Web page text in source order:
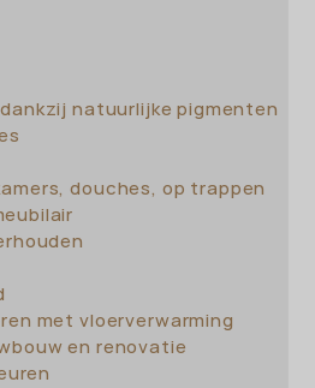
natuurlijke pigmenten
douches, op trappen
met vloerverwarming
en renovatie